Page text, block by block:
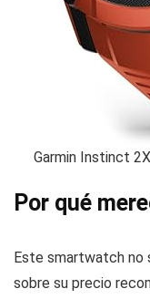
Garmin Instinct
Por qué
Este smartwatch no
sobre su precio